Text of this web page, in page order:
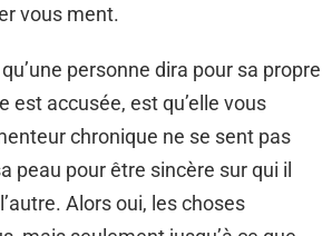
vous ment.
personne dira pour sa propre
est accusée, est qu’elle vous
chronique ne se sent pas
peau pour être sincère sur qui il
Alors oui, les choses